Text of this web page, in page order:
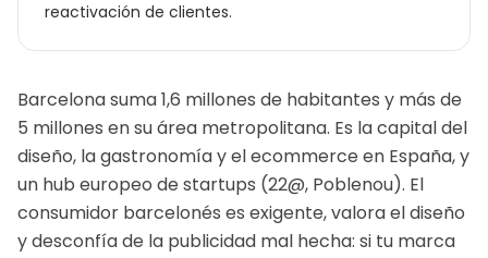
reactivación de clientes.
Barcelona suma 1,6 millones de habitantes y más de
5 millones en su área metropolitana. Es la capital del
diseño, la gastronomía y el ecommerce en España, y
un hub europeo de startups (22@, Poblenou). El
consumidor barcelonés es exigente, valora el diseño
y desconfía de la publicidad mal hecha: si tu marca